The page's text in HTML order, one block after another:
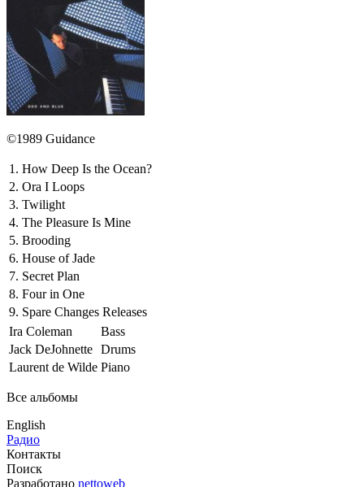
©1989 Guidance
1. How Deep Is the Ocean?
2. Ora I Loops
3. Twilight
4. The Pleasure Is Mine
5. Brooding
6. House of Jade
7. Secret Plan
8. Four in One
9. Spare Changes Releases
Ira Coleman
Bass
Jack DeJohnette Drums
Laurent de Wilde Piano
Все альбомы
English
Радио
Контакты
Поиск
Разработано nettoweb